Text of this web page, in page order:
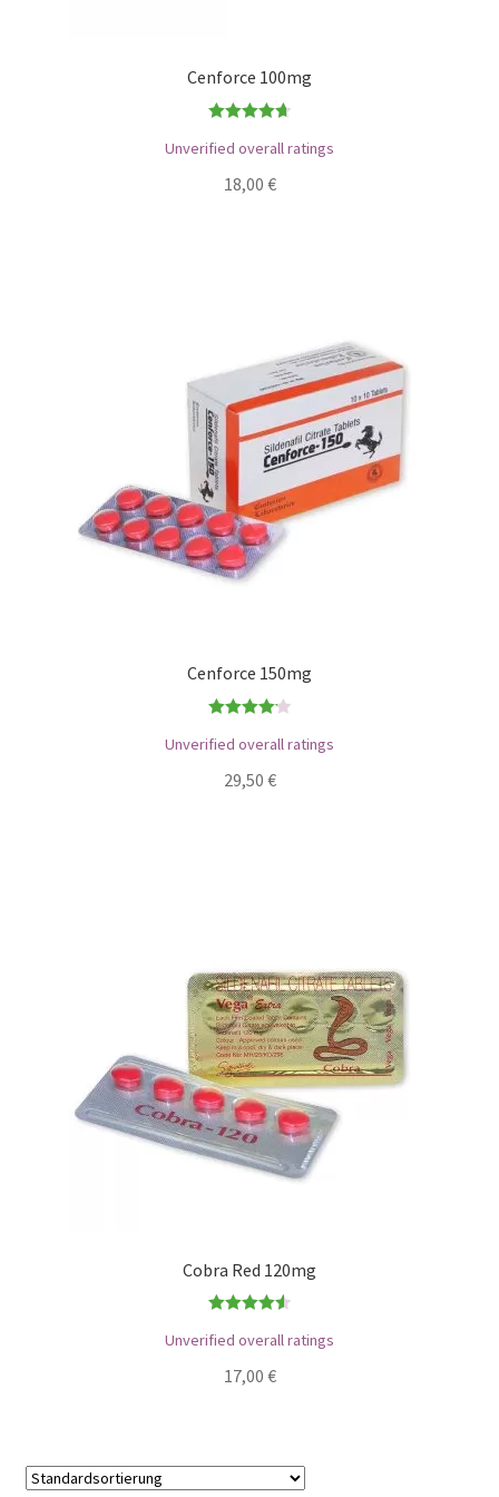
Cenforce 100mg
mit 4.71
von 5
Unverified overall ratings
18,00 €
Cenforce 150mg
mit4.17
von 5
Unverified overall ratings
29,50 €
Cobra Red 120mg
mit4.56
von 5
Unverified overall ratings
17,00 €